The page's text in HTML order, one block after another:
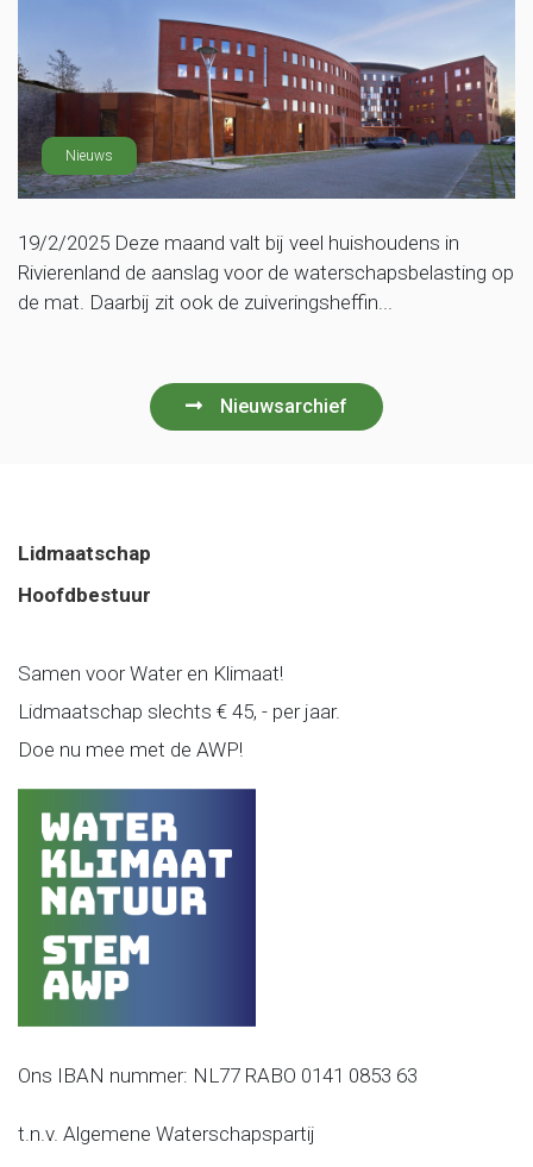
Nieuws
19/2/2025 Deze maand valt bij veel huishoudens in
Rivierenland de aanslag voor de waterschapsbelasting op
de mat. Daarbij zit ook de zuiveringsheffin...
Nieuwsarchief
Lidmaatschap
Hoofdbestuur
Samen voor Water en Klimaat!
Lidmaatschap slechts € 45, - per jaar.
Doe nu mee met de AWP!
Ons IBAN nummer: NL77 RABO 0141 0853 63
t.n.v. Algemene Waterschapspartij